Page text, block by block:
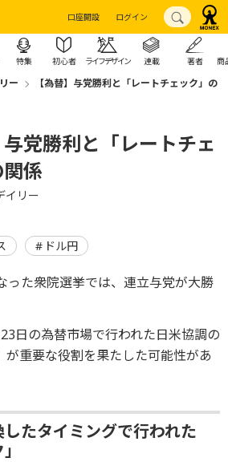
口座開設 ログイン
特集 初心者 ライフデザイン 連載 著者 商
ー
【為替】与党勝利と「レートチェック」の
与党勝利と「レートチェ
係
イリー
ドル円
った衆院選挙では、連立与党が大勝
日の為替市場で行われた日米協調の
が重要な役割を果たした可能性があ
たタイミングで行われた